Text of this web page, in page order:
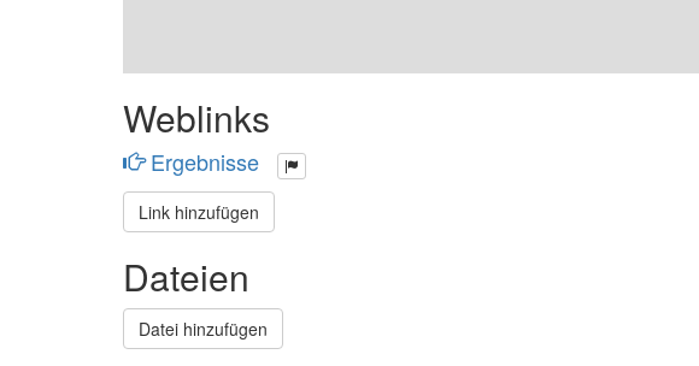
Weblinks
Ergebnisse
Link hinzufügen
Dateien
Datei hinzufügen